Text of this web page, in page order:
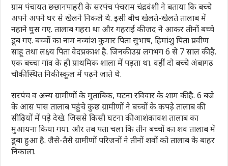
ग्राम पंचायत छछानपाहरी के सरपंच पंचराम चंद्रवंशी ने बताया कि बच्चे
अपने अपने घर से खेलने निकले थे. इसी बीच खेलते-खेलते तालाब में
नहाने घुस गए. तालाब गहरा था और गहराई की जद ने आकर तीनों बच्चे
डूब गए. बच्चों का नाम नव्यांश कुमार पिता सुभाष, हिमांशु पिता प्रवीण
साहू तथा लक्ष्य पिता वेदप्रकाश है. जिनकी उम्र लगभग 6 से 7 साल की है.
एक बच्चा गांव के ही प्राथमिक शाला में पड़ता था. वहीं दो बच्चे अंबागढ़
चौकी स्थित निकी स्कूल में पढ़ने जाते थे.
सरपंच व अन्य ग्रामीणों के मुताबिक, घटना रविवार के शाम की है. 6 बजे
के आस पास तालाब पहुंचे कुछ ग्रामीणों ने बच्चों के कपड़े तालाब की
सीढ़ियों में पड़े देखे. जिससे किसी घटना की आशंकावश तालाब का
मुआयना किया गया. और तब पता चला कि तीन बच्चों का शव तालाब में
डूबा हुआ है. जैसे-तैसे ग्रामीणों परिजनों ने तीनों शवों को तालाब के बाहर
निकाला.